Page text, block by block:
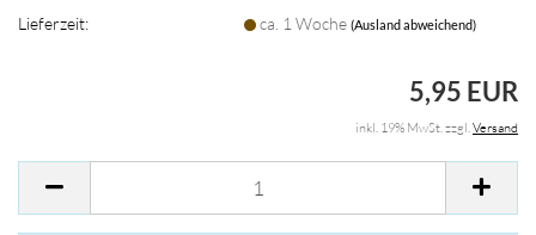
Lieferzeit:
ca. 1 Woche(Ausland abweichend)
5,95 EUR
inkl. 19% MwSt. zzgl.Versand